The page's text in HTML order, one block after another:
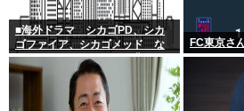
■海外ドラマ シカゴPD、シカ
ゴファイア、シカゴメッド な
ぜあの人は、あそこまで背負う
のか
FC東京さ